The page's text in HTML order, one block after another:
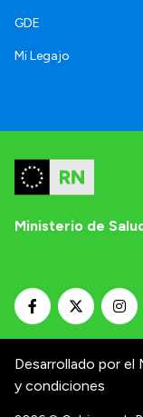
GDE
Mi Legajo
Ministerio de
Desarrollado por el
y condiciones